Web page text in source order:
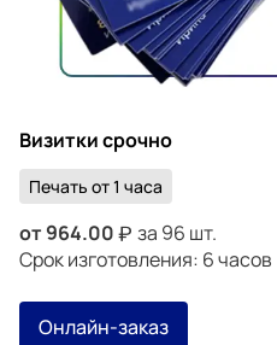
Визитки срочно
Печать от 1 часа
от964.00
за 96 шт.
Срок изготовления: 6 часов
Онлайн-заказ